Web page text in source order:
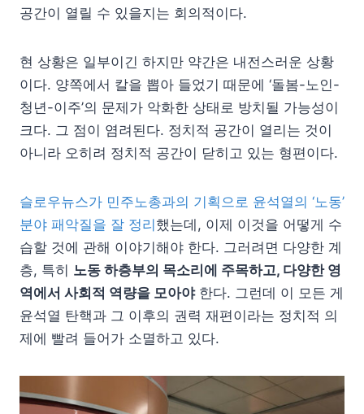
공간이 열릴 수 있을지는 회의적이다.
현 상황은 일부이긴 하지만 약간은 내전스러운 상황
이다. 양쪽에서 칼을 뽑아 들었기 때문에 ‘돌봄-노인-
청년-이주’의 문제가 악화한 상태로 방치될 가능성이
크다. 그 점이 염려된다. 정치적 공간이 열리는 것이
아니라 오히려 정치적 공간이 닫히고 있는 형편이다.
슬로우뉴스가 민주노총과의 기획으로 윤석열의 ‘노동’
분야 패악질을 잘 정리 했는데, 이제 이것을 어떻게 수
습할 것에 관해 이야기해야 한다. 그러려면 다양한 계
층, 특히 노동 하층부의 목소리에 주목하고, 다양한 영
역에서 사회적 역량을 모아야한다. 그런데 이 모든 게
윤석열 탄핵과 그 이후의 권력 재편이라는 정치적 의
제에 빨려 들어가 소멸하고 있다.